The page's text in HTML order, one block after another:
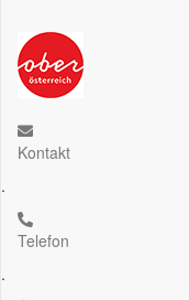
Kontakt
.
Telefon
.